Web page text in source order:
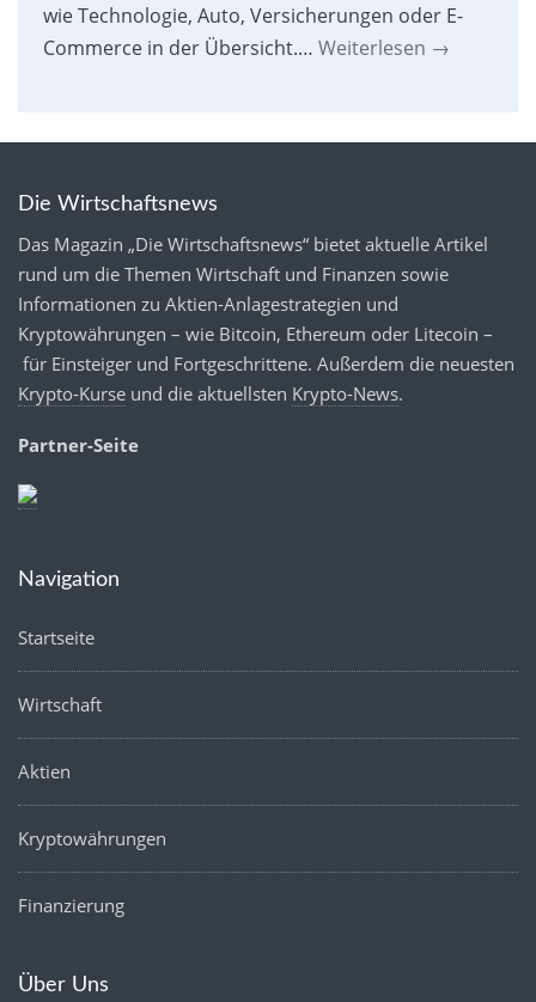
wie Technologie, Auto, Versicherungen oder E-
Commerce in der Übersicht.… Weiterlesen →
Die Wirtschaftsnews
Das Magazin „Die Wirtschaftsnews“ bietet aktuelle Artikel
rund um die Themen Wirtschaft und Finanzen sowie
Informationen zu Aktien-Anlagestrategien und
Kryptowährungen – wie Bitcoin, Ethereum oder Litecoin –
für Einsteiger und Fortgeschrittene. Außerdem die neuesten
Krypto-Kurse und die aktuellsten Krypto-News.
Partner-Seite
Navigation
Startseite
Wirtschaft
Aktien
Kryptowährungen
Finanzierung
Über Uns